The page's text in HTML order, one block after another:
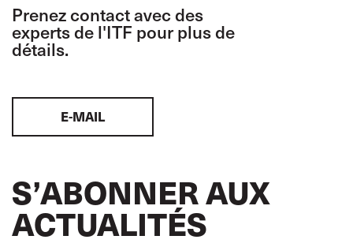
Prenez contact avec des
experts de l'ITF pour plus de
détails.
E-MAIL
S’ABONNER AUX
ACTUALITÉS